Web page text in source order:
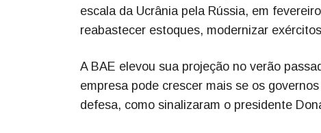
escala da Ucrânia pela Rússia, em
reabastecer estoques, modernizar
A BAE elevou sua projeção no verão
empresa pode crescer mais se os
defesa, como sinalizaram o presidente